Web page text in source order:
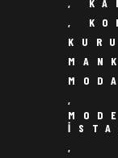
,
,
,
,